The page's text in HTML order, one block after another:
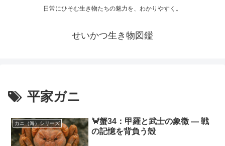
日常にひそむ生き物たちの魅力を、わかりやすく。
せいかつ生き物図鑑
平家ガニ
カニ（海）シリーズ
🦀蟹34：甲羅と武士の象徴 ― 戦
の記憶を背負う殻